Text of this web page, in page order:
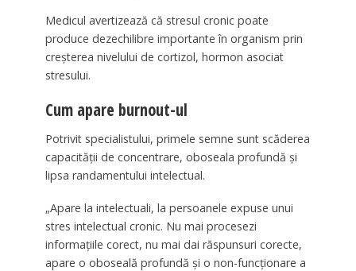
Medicul avertizează că stresul cronic poate
produce dezechilibre importante în organism prin
creșterea nivelului de cortizol, hormon asociat
stresului.
Cum apare burnout-ul
Potrivit specialistului, primele semne sunt scăderea
capacității de concentrare, oboseala profundă și
lipsa randamentului intelectual.
„Apare la intelectuali, la persoanele expuse unui
stres intelectual cronic. Nu mai procesezi
informațiile corect, nu mai dai răspunsuri corecte,
apare o oboseală profundă și o non-funcționare a